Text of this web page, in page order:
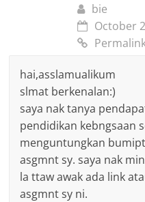
bie
October
hai,asslamualikum
slmat berkenalan:)
saya nak tanya
pendidikan kebngsaan
menguntungkan
asgmnt sy. saya nak
la ttaw awak ada link
asgmnt sy ni.